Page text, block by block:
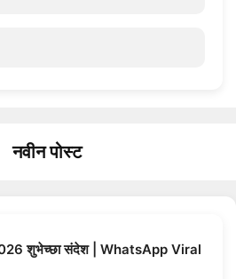
नवीन पोस्ट
शुभेच्छा संदेश | WhatsApp Viral